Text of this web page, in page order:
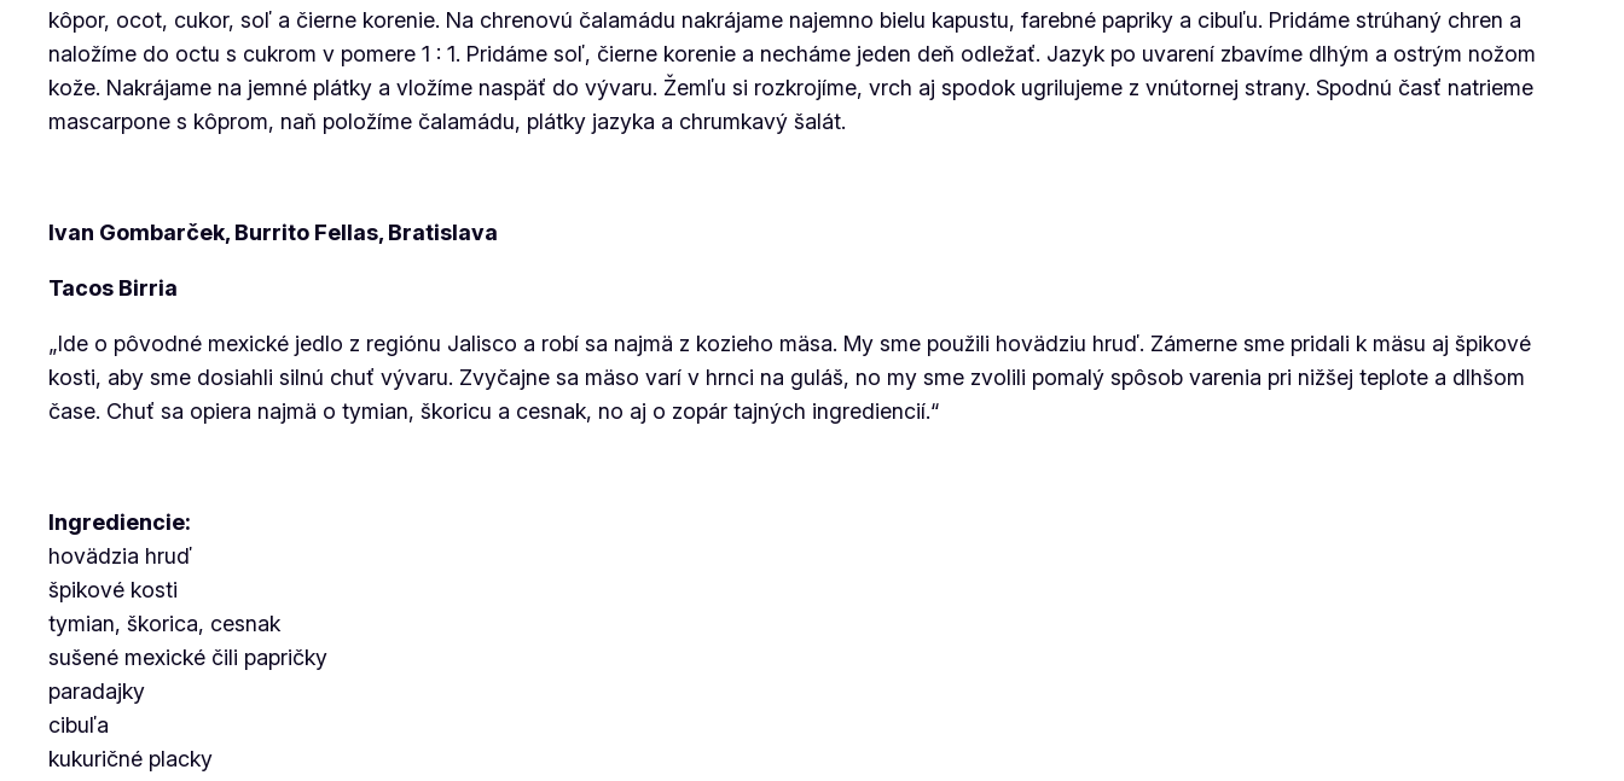
kôpor, ocot, cukor, soľ a čierne korenie. Na chrenovú čalamádu nakrájame najemno bielu kapustu, farebné papriky a cibuľu. Pridáme strúhaný chren a
naložíme do octu s cukrom v pomere 1 : 1. Pridáme soľ, čierne korenie a necháme jeden deň odležať. Jazyk po uvarení zbavíme dlhým a ostrým nožom
kože. Nakrájame na jemné plátky a vložíme naspäť do vývaru. Žemľu si rozkrojíme, vrch aj spodok ugrilujeme z vnútornej strany. Spodnú časť natrieme
mascarpone s kôprom, naň položíme čalamádu, plátky jazyka a chrumkavý šalát.
Ivan Gombarček, Burrito Fellas, Bratislava
Tacos Birria
„Ide o pôvodné mexické jedlo z regiónu Jalisco a robí sa najmä z kozieho mäsa. My sme použili hovädziu hruď. Zámerne sme pridali k mäsu aj špikové
kosti, aby sme dosiahli silnú chuť vývaru. Zvyčajne sa mäso varí v hrnci na guláš, no my sme zvolili pomalý spôsob varenia pri nižšej teplote a dlhšom
čase. Chuť sa opiera najmä o tymian, škoricu a cesnak, no aj o zopár tajných ingrediencií.“
Ingrediencie:
hovädzia hruď
špikové kosti
tymian, škorica, cesnak
sušené mexické čili papričky
paradajky
cibuľa
kukuričné placky